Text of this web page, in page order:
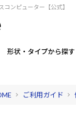
コンピューター【公式】
形状・タイプから探す
ご利用ガイド